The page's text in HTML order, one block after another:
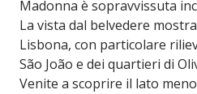
Madonna è sopravvissuta
La vista dal belvedere
Lisbona, con particolare
São João e dei quartieri di
Venite a scoprire il lato